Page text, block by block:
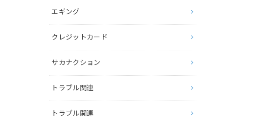
エギング
クレジットカード
サカナクション
トラブル関連
トラブル関連